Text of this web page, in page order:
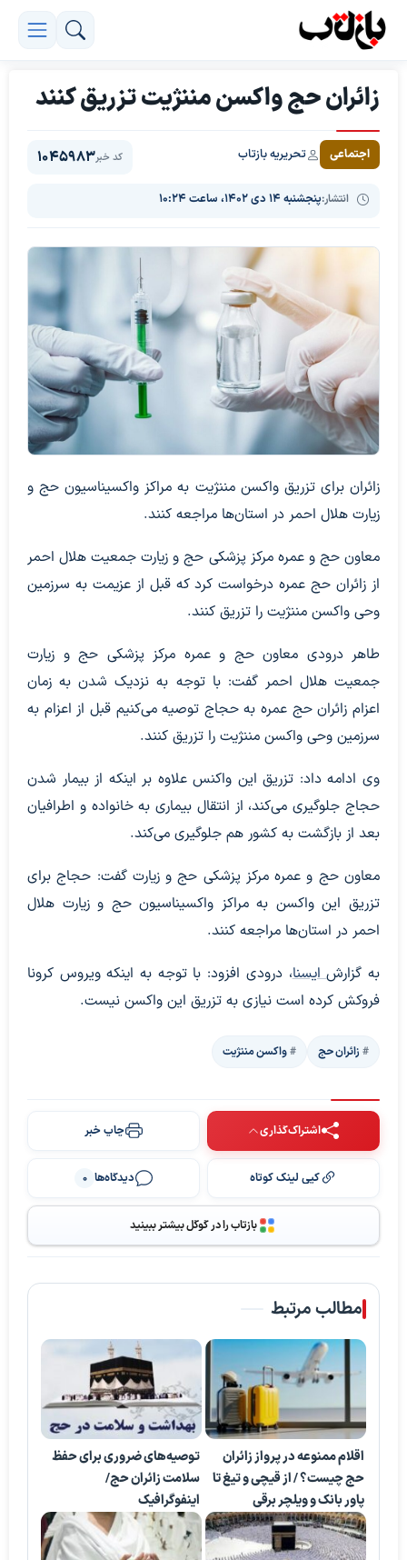
زائران حج واکسن مننژیت تزریق کنند
اجتماعی تحریریه بازتاب
انتشار:پنجشنبه ۱۴ دی ۱۴۰۲، ساعت ۱۰:۲۴
کد خبر1045983
زائران برای تزریق واکسن مننژیت به مراکز واکسیناسیون حج و
زیارت هلال احمر در استان‌ها مراجعه کنند.
معاون حج و عمره مرکز پزشکی حج و زیارت جمعیت هلال احمر
از زائران حج عمره درخواست کرد که قبل از عزیمت به سرزمین
وحی واکسن مننژیت را تزریق کنند.
طاهر درودی معاون حج و عمره مرکز پزشکی حج و زیارت
جمعیت هلال احمر گفت: با توجه به نزدیک شدن به زمان
اعزام زائران حج عمره به حجاج توصیه می‌کنیم قبل از اعزام به
سرزمین وحی واکسن مننژیت را تزریق کنند.
وی ادامه داد: تزریق این واکنس علاوه بر اینکه از بیمار شدن
حجاج جلوگیری می‌کند، از انتقال بیماری به خانواده و اطرافیان
بعد از بازگشت به کشور هم جلوگیری می‌کند.
معاون حج و عمره مرکز پزشکی حج و زیارت گفت: حجاج برای
تزریق این واکسن به مراکز واکسیناسیون حج و زیارت هلال
احمر در استان‌ها مراجعه کنند.
به گزارشایسنا، درودی افزود: با توجه به اینکه ویروس کرونا
فروکش کرده است نیازی به تزریق این واکسن نیست.
زائران حج واکسن مننژیت
اشتراک‌گذاری چاپ خبر
کپی لینک کوتاه دیدگاه‌ها 0
بازتاب را در گوگل بیشتر ببینید
مطالب مرتبط
اقلام ممنوعه در پرواز زائران
حج چیست؟ / از قیچی و تیغ تا
پاور بانک و ویلچر برقی
توصیه‌های ضروری برای حفظ
سلامت زائران حج/
اینفوگرافیک